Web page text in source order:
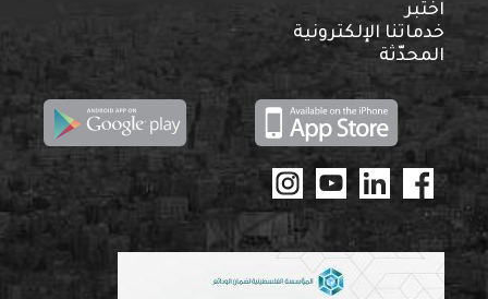
اختبر
خدماتنا الإلكترونية
المحدّثة